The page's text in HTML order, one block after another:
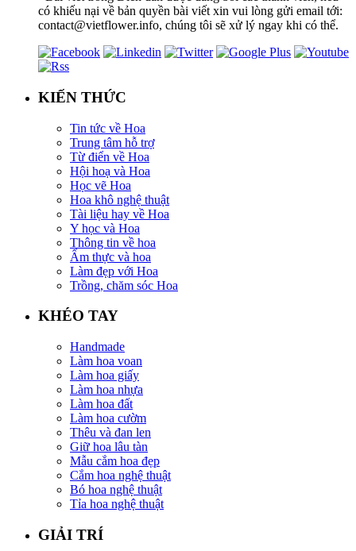
có khiếu nại về bản quyền bài viết xin vui lòng gửi email tới:
contact@vietflower.info, chúng tôi sẽ xử lý ngay khi có thể.
KIẾN THỨC
Tin tức về Hoa
Trung tâm hỗ trợ
Từ điển về Hoa
Hội hoạ và Hoa
Học vẽ Hoa
Hoa khô nghệ thuật
Tài liệu hay về Hoa
Y học và Hoa
Thông tin về hoa
Ẩm thực và hoa
Làm đẹp với Hoa
Trồng, chăm sóc Hoa
KHÉO TAY
Handmade
Làm hoa voan
Làm hoa giấy
Làm hoa nhựa
Làm hoa đất
Làm hoa cườm
Thêu và đan len
Giữ hoa lâu tàn
Mẫu cắm hoa đẹp
Cắm hoa nghệ thuật
Bó hoa nghệ thuật
Tỉa hoa nghệ thuật
GIẢI TRÍ